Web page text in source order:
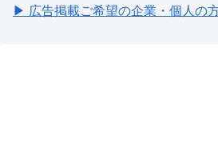
▶ 広告掲載ご希望の企業・個人の